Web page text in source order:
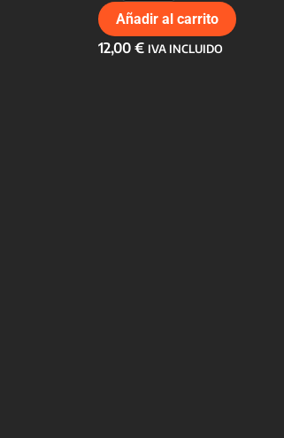
cantidad
Añadir al carrito
12,00€ IVA INCLUIDO